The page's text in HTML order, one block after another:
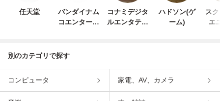
任天堂
バンダイナム
コエンターテ
コナミデジタ
ルエンタテイ
ハドソン(ゲ
ーム)
ス
エ
別のカテゴリで探す
コンピュータ 家電、AV、カメラ